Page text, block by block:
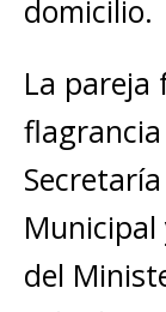
domicilio.
La pareja
del